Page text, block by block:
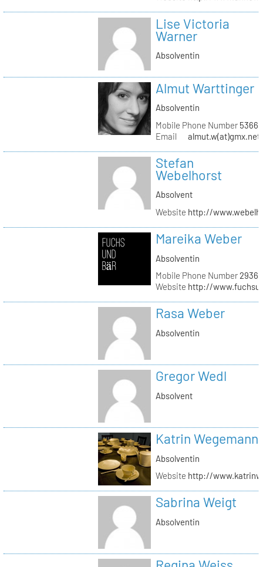
Lise Victoria
Warner
Absolventin
Almut Warttinger
Absolventin
Mobile Phone Number
Email
almut.w(at)gmx.net
Stefan
Webelhorst
Absolvent
Website http://
Mareika Weber
Absolventin
Mobile Phone Number
Website http://
Rasa Weber
Absolventin
Gregor Wedl
Absolvent
Katrin Wegemann
Absolventin
Website http://
Sabrina Weigt
Absolventin